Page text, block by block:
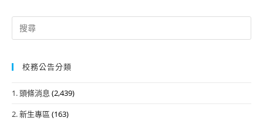
Search
for:
校務公告分類
1. 頭條消息 (2,439)
2. 新生專區 (163)